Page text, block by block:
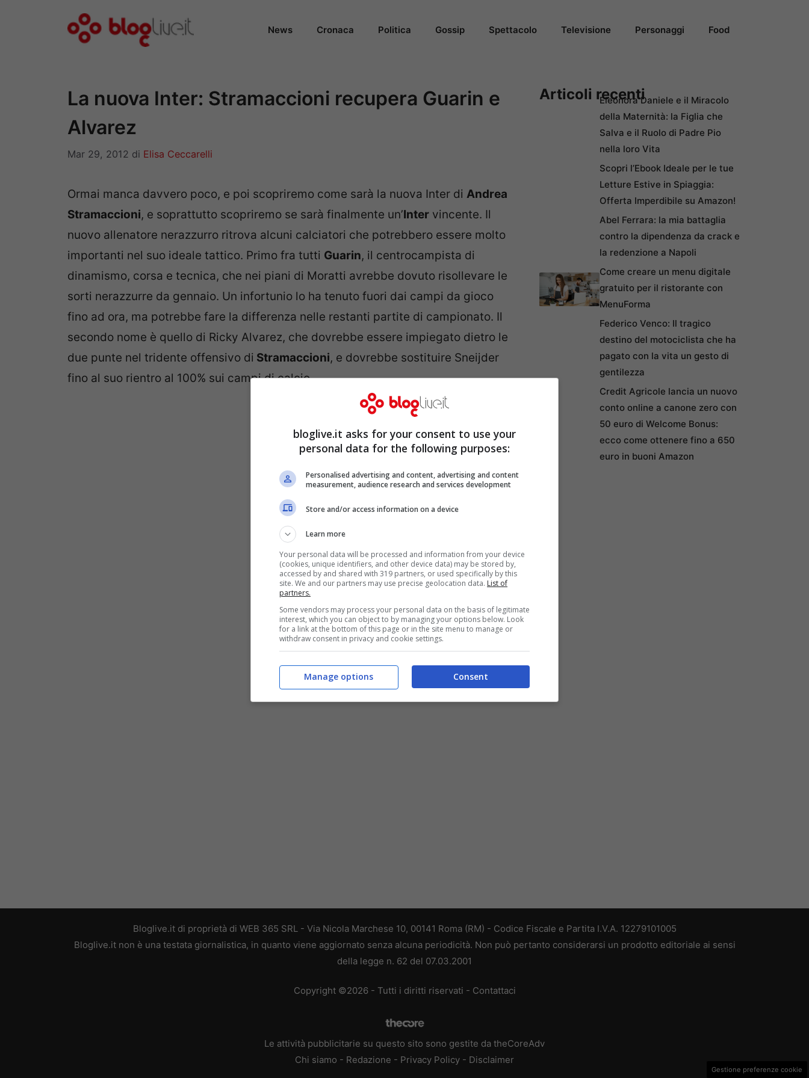
News Cronaca Politica Gossip Spettacolo Televisione Personaggi Food
La nuova Inter: Stramaccioni recupera Guarin e
Alvarez
Mar 29, 2012 di Elisa Ceccarelli
Ormai manca davvero poco, e poi scopriremo come sarà la nuova Inter di Andrea
Stramaccioni, e soprattutto scopriremo se sarà finalmente un’Inter vincente. Il
nuovo allenatore nerazzurro ritrova alcuni calciatori che potrebbero essere molto
importanti nel suo ideale tattico. Primo fra tutti Guarin, il centrocampista di
dinamismo, corsa e tecnica, che nei piani di Moratti avrebbe dovuto risollevare le
sorti nerazzurre da gennaio. Un infortunio lo ha tenuto fuori dai campi da gioco
fino ad ora, ma potrebbe fare la differenza nelle restanti partite di campionato. Il
secondo nome è quello di Ricky Alvarez, che dovrebbe essere impiegato dietro le
due punte nel tridente offensivo di Stramaccioni, e dovrebbe sostituire Sneijder
fino al suo rientro al 100% sui campi di calcio.
Articoli recentiEleonora Daniele e il Miracolo
della Maternità: la Figlia che
Salva e il Ruolo di Padre Pio
nella loro Vita
Scopri l’Ebook Ideale per le tue
Letture Estive in Spiaggia:
Offerta Imperdibile su Amazon!
Abel Ferrara: la mia battaglia
contro la dipendenza da crack e
la redenzione a Napoli
Come creare un menu digitale
gratuito per il ristorante con
MenuForma
Federico Venco: Il tragico
destino del motociclista che ha
pagato con la vita un gesto di
gentilezza
Credit Agricole lancia un nuovo
conto online a canone zero con
50 euro di Welcome Bonus:
ecco come ottenere fino a 650
euro in buoni Amazon
Bloglive.it di proprietà di WEB 365 SRL - Via Nicola Marchese 10, 00141 Roma (RM) - Codice Fiscale e Partita I.V.A. 12279101005
Bloglive.it non è una testata giornalistica, in quanto viene aggiornato senza alcuna periodicità. Non può pertanto considerarsi un prodotto editoriale ai sensi
della legge n. 62 del 07.03.2001
Copyright ©2026 - Tutti i diritti riservati - Contattaci
Le attività pubblicitarie su questo sito sono gestite da theCoreAdv
Chi siamo - Redazione - Privacy Policy - Disclaimer
Gestione preferenze cookie
bloglive.it asks for your consent to use your
personal data for the following purposes:
Personalised advertising and content, advertising and content
measurement, audience research and services development
Store and/or access information on a device
Learn more
Your personal data will be processed and information from your device
(cookies, unique identifiers, and other device data) may be stored by,
accessed by and shared with 319 partners, or used specifically by this
site. We and our partners may use precise geolocation data. List of
partners.
Some vendors may process your personal data on the basis of legitimate
interest, which you can object to by managing your options below. Look
for a link at the bottom of this page or in the site menu to manage or
withdraw consent in privacy and cookie settings.
Consent
Manage options